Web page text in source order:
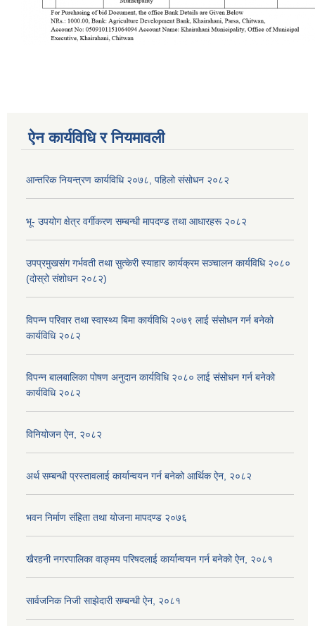
ऐन कार्यविधि र नियमावली
आन्तरिक नियन्त्रण कार्यविधि २०७८, पहिलो संसोधन २०८२
भू- उपयोग क्षेत्र वर्गीकरण सम्बन्धी मापदण्ड तथा आधारहरू २०८२
उपप्रमुखसंग गर्भवती तथा सुत्केरी स्याहार कार्यक्रम सञ्चालन कार्यविधि २०८०
(दोस्रो संशोधन २०८२)
विपन्न परिवार तथा स्वास्थ्य बिमा कार्यविधि २०७९ लाई संसोधन गर्न बनेको
कार्यविधि २०८२
विपन्न बालबालिका पोषण अनुदान कार्यविधि २०८० लाई संसोधन गर्न बनेको
कार्यविधि २०८२
विनियोजन ऐन, २०८२
अर्थ सम्बन्धी प्रस्तावलाई कार्यान्वयन गर्न बनेको आर्थिक ऐन, २०८२
भवन निर्माण संहिता तथा योजना मापदण्ड २०७६
खैरहनी नगरपालिका वाङ्मय परिषदलाई कार्यान्वयन गर्न बनेको ऐन, २०८१
सार्वजनिक निजी साझेदारी सम्बन्धी ऐन, २०८१